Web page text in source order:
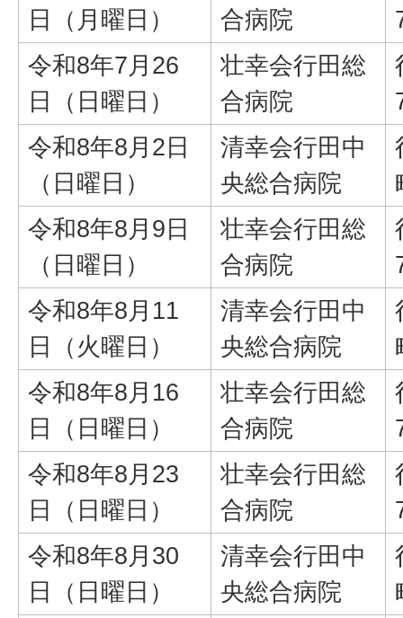
日（月曜日）
合病院
令和8年7月26
日（日曜日）
壮幸会行田総
合病院
令和8年8月2日
（日曜日）
清幸会行田中
央総合病院
令和8年8月9日
（日曜日）
壮幸会行田総
合病院
令和8年8月11
日（火曜日）
清幸会行田中
央総合病院
令和8年8月16
日（日曜日）
壮幸会行田総
合病院
令和8年8月23
日（日曜日）
壮幸会行田総
合病院
令和8年8月30
日（日曜日）
清幸会行田中
央総合病院